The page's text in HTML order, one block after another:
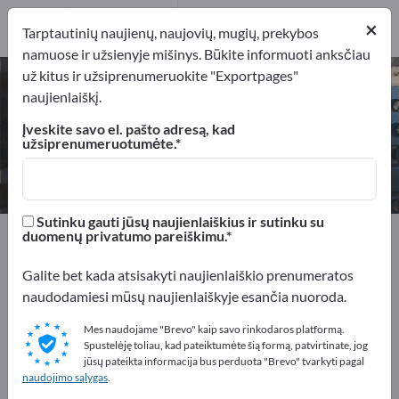
Kondensatorių baterijos – raskite
gamintojus ir tiekėjus
Eksportuotojai Gamintojai
Gamintojai1
Exportpages
Elektrotechnika
Reklamuokitės nemokamai
Exportpages!
Poreikiai – Pasiūlymai – Naudotos prekės – Verslo
kontaktai >> pradėkite čia
×
Tarptautinių naujienų, naujovių, mugių, prekybos
namuose ir užsienyje mišinys. Būkite informuoti anksčiau
už kitus ir užsiprenumeruokite "Exportpages"
naujienlaiškį.
Įveskite savo el. pašto adresą, kad
užsiprenumeruotumėte.
Sutinku gauti jūsų naujienlaiškius ir sutinku su
duomenų privatumo pareiškimu.
Galite bet kada atsisakyti naujienlaiškio prenumeratos
naudodamiesi mūsų naujienlaiškyje esančia nuoroda.
Mes naudojame "Brevo" kaip savo rinkodaros platformą.
Spustelėję toliau, kad pateiktumėte šią formą, patvirtinate, jog
jūsų pateikta informacija bus perduota "Brevo" tvarkyti pagal
naudojimo sąlygas.